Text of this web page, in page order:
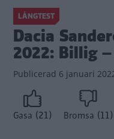
LÅNGTEST
Dacia
2022: Billig
Publicerad 6 januari
Gasa (21) Bromsa (11)